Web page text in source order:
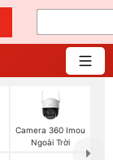
Camera 360 Imou
Ngoài Trời